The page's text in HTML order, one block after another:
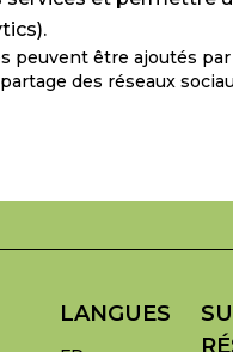
peuvent être ajoutés
des réseaux
LANGUES